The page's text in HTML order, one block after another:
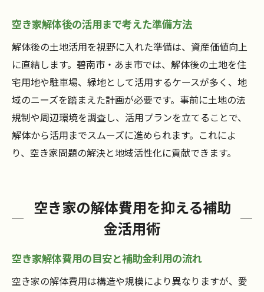
空き家解体費用が足りない場合の相談方法
補助金以外で空き家解体を支援する制度
空き家の分割払いなど柔軟な支払い方法
無料相談窓口や役所のサポートを活用しよ
空き家管理や解体後のフォロー体制を確認
相談事例から学ぶ空き家解体成功の秘訣
空き家解体と同時に検討したい改修工事
外壁補助金を賢く使った空き家維持方法
ト
住宅改修で資産価値を高める空き家活用策
空き家解体後の活用まで考えた準備方法
解体後の土地活用を視野に入れた準備は、資産価値向上
に直結します。碧南市・あま市では、解体後の土地を住
宅用地や駐車場、緑地として活用するケースが多く、地
域のニーズを踏まえた計画が必要です。事前に土地の法
規制や周辺環境を調査し、活用プランを立てることで、
解体から活用までスムーズに進められます。これによ
り、空き家問題の解決と地域活性化に貢献できます。
空き家の解体費用を抑える補助
金活用術
空き家解体費用の目安と補助金利用の流れ
空き家の解体費用は構造や規模により異なりますが、愛